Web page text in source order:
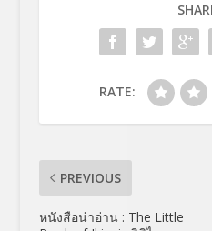
RATE:
PREVIOUS
หนังสือน่าอ่าน : The Little